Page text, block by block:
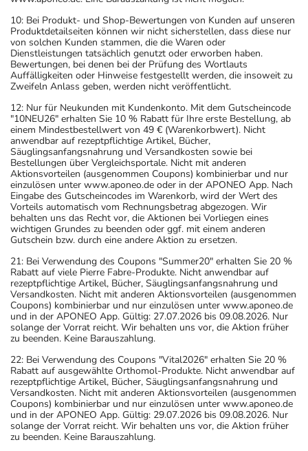
10: Bei Produkt- und Shop-Bewertungen von Kunden auf unseren
Produktdetailseiten können wir nicht sicherstellen, dass diese nur
von solchen Kunden stammen, die die Waren oder
Dienstleistungen tatsächlich genutzt oder erworben haben.
Bewertungen, bei denen bei der Prüfung des Wortlauts
Auffälligkeiten oder Hinweise festgestellt werden, die insoweit zu
Zweifeln Anlass geben, werden nicht veröffentlicht.
12: Nur für Neukunden mit Kundenkonto. Mit dem Gutscheincode
"10NEU26" erhalten Sie 10 % Rabatt für Ihre erste Bestellung, ab
einem Mindestbestellwert von 49 € (Warenkorbwert). Nicht
anwendbar auf rezeptpflichtige Artikel, Bücher,
Säuglingsanfangsnahrung und Versandkosten sowie bei
Bestellungen über Vergleichsportale. Nicht mit anderen
Aktionsvorteilen (ausgenommen Coupons) kombinierbar und nur
einzulösen unter www.aponeo.de oder in der APONEO App. Nach
Eingabe des Gutscheincodes im Warenkorb, wird der Wert des
Vorteils automatisch vom Rechnungsbetrag abgezogen. Wir
behalten uns das Recht vor, die Aktionen bei Vorliegen eines
wichtigen Grundes zu beenden oder ggf. mit einem anderen
Gutschein bzw. durch eine andere Aktion zu ersetzen.
21: Bei Verwendung des Coupons "Summer20" erhalten Sie 20 %
Rabatt auf viele Pierre Fabre-Produkte. Nicht anwendbar auf
rezeptpflichtige Artikel, Bücher, Säuglingsanfangsnahrung und
Versandkosten. Nicht mit anderen Aktionsvorteilen (ausgenommen
Coupons) kombinierbar und nur einzulösen unter www.aponeo.de
und in der APONEO App. Gültig: 27.07.2026 bis 09.08.2026. Nur
solange der Vorrat reicht. Wir behalten uns vor, die Aktion früher
zu beenden. Keine Barauszahlung.
22: Bei Verwendung des Coupons "Vital2026" erhalten Sie 20 %
Rabatt auf ausgewählte Orthomol-Produkte. Nicht anwendbar auf
rezeptpflichtige Artikel, Bücher, Säuglingsanfangsnahrung und
Versandkosten. Nicht mit anderen Aktionsvorteilen (ausgenommen
Coupons) kombinierbar und nur einzulösen unter www.aponeo.de
und in der APONEO App. Gültig: 29.07.2026 bis 09.08.2026. Nur
solange der Vorrat reicht. Wir behalten uns vor, die Aktion früher
zu beenden. Keine Barauszahlung.